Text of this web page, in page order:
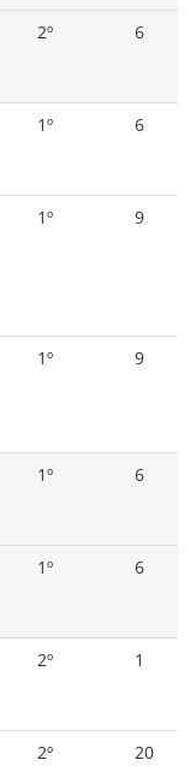
2º 6
1º 6
1º 9
1º 9
1º 6
1º 6
2º 1
2º 20